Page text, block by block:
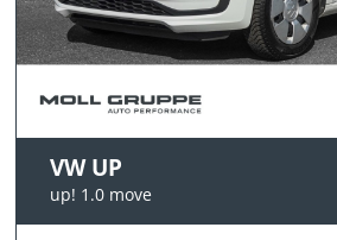
VW UP
up! 1.0 move